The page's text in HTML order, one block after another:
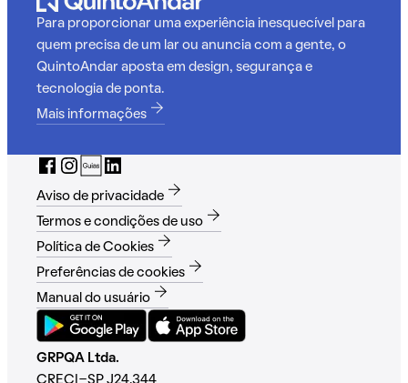
Para proporcionar uma experiência inesquecível para
quem precisa de um lar ou anuncia com a gente, o
QuintoAndar aposta em design, segurança e
tecnologia de ponta.
Mais informações
Aviso de privacidade
Termos e condições de uso
Política de Cookies
Preferências de cookies
Manual do usuário
GRPQA Ltda.